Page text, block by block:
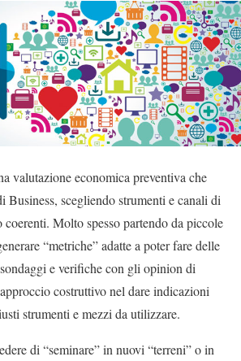
valutazione economica preventiva che
Business, scegliendo strumenti e canali di
coerenti. Molto spesso partendo da piccole
“metriche” adatte a poter fare delle
e verifiche con gli opinion di
costruttivo nel dare indicazioni
strumenti e mezzi da utilizzare.
di “seminare” in nuovi “terreni” o in